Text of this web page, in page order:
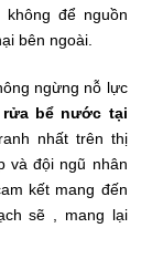
để nguồn
bên ngoài.
ngừng nỗ lực
rửa bể nước tại
nhất trên thị
và đội ngũ nhân
kết mang đến
sẽ , mang lại